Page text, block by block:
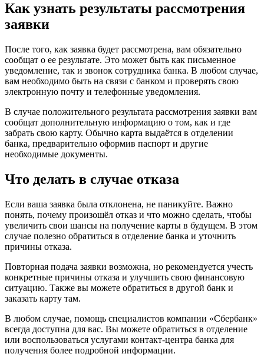
Как узнать результаты рассмотрения
заявки
После того, как заявка будет рассмотрена, вам обязательно
сообщат о ее результате. Это может быть как письменное
уведомление, так и звонок сотрудника банка. В любом случае,
вам необходимо быть на связи с банком и проверять свою
электронную почту и телефонные уведомления.
В случае положительного результата рассмотрения заявки вам
сообщат дополнительную информацию о том, как и где
забрать свою карту. Обычно карта выдаётся в отделении
банка, предварительно оформив паспорт и другие
необходимые документы.
Что делать в случае отказа
Если ваша заявка была отклонена, не паникуйте. Важно
понять, почему произошёл отказ и что можно сделать, чтобы
увеличить свои шансы на получение карты в будущем. В этом
случае полезно обратиться в отделение банка и уточнить
причины отказа.
Повторная подача заявки возможна, но рекомендуется учесть
конкретные причины отказа и улучшить свою финансовую
ситуацию. Также вы можете обратиться в другой банк и
заказать карту там.
В любом случае, помощь специалистов компании «Сбербанк»
всегда доступна для вас. Вы можете обратиться в отделение
или воспользоваться услугами контакт-центра банка для
получения более подробной информации.